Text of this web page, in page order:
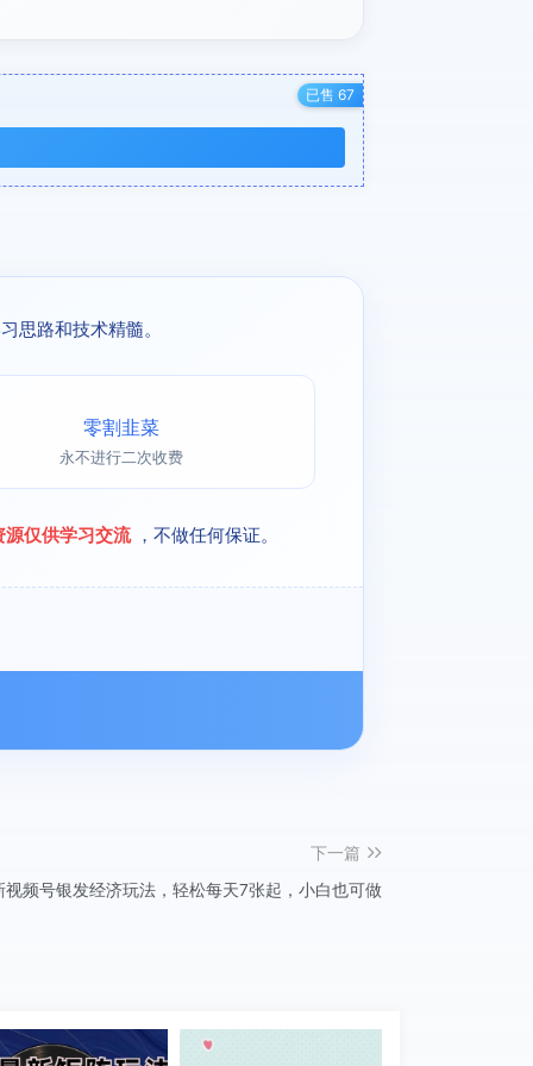
已售 67
思路和技术精髓。
零割韭菜
永不进行二次收费
源仅供学习交流 ，不做任何保证。
下一篇
频号银发经济玩法，轻松每天7张起，小白也可做